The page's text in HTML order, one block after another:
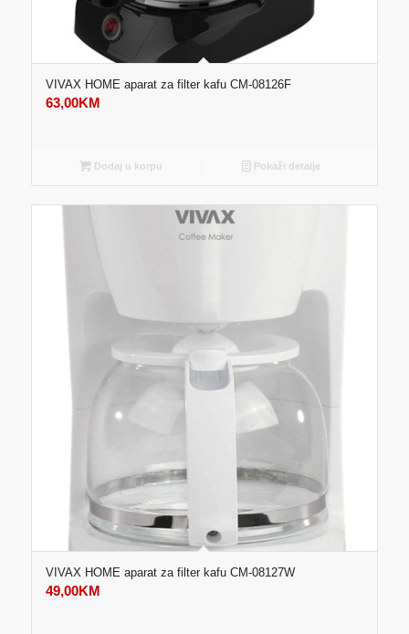
VIVAX HOME aparat za filter kafu CM-08126F
63,00KM
Dodaj u korpu Pokaži detalje
VIVAX HOME aparat za filter kafu CM-08127W
49,00KM